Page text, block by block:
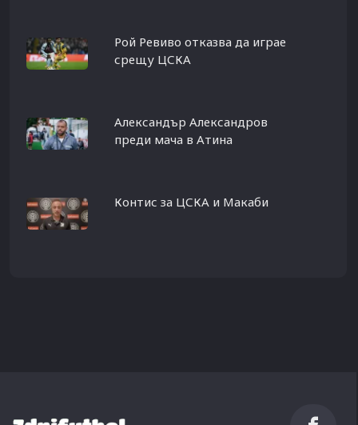
Рой Ревиво отказва да играе
срещу ЦСКА
Александър Александров
преди мача в Атина
Контис за ЦСКА и Макаби